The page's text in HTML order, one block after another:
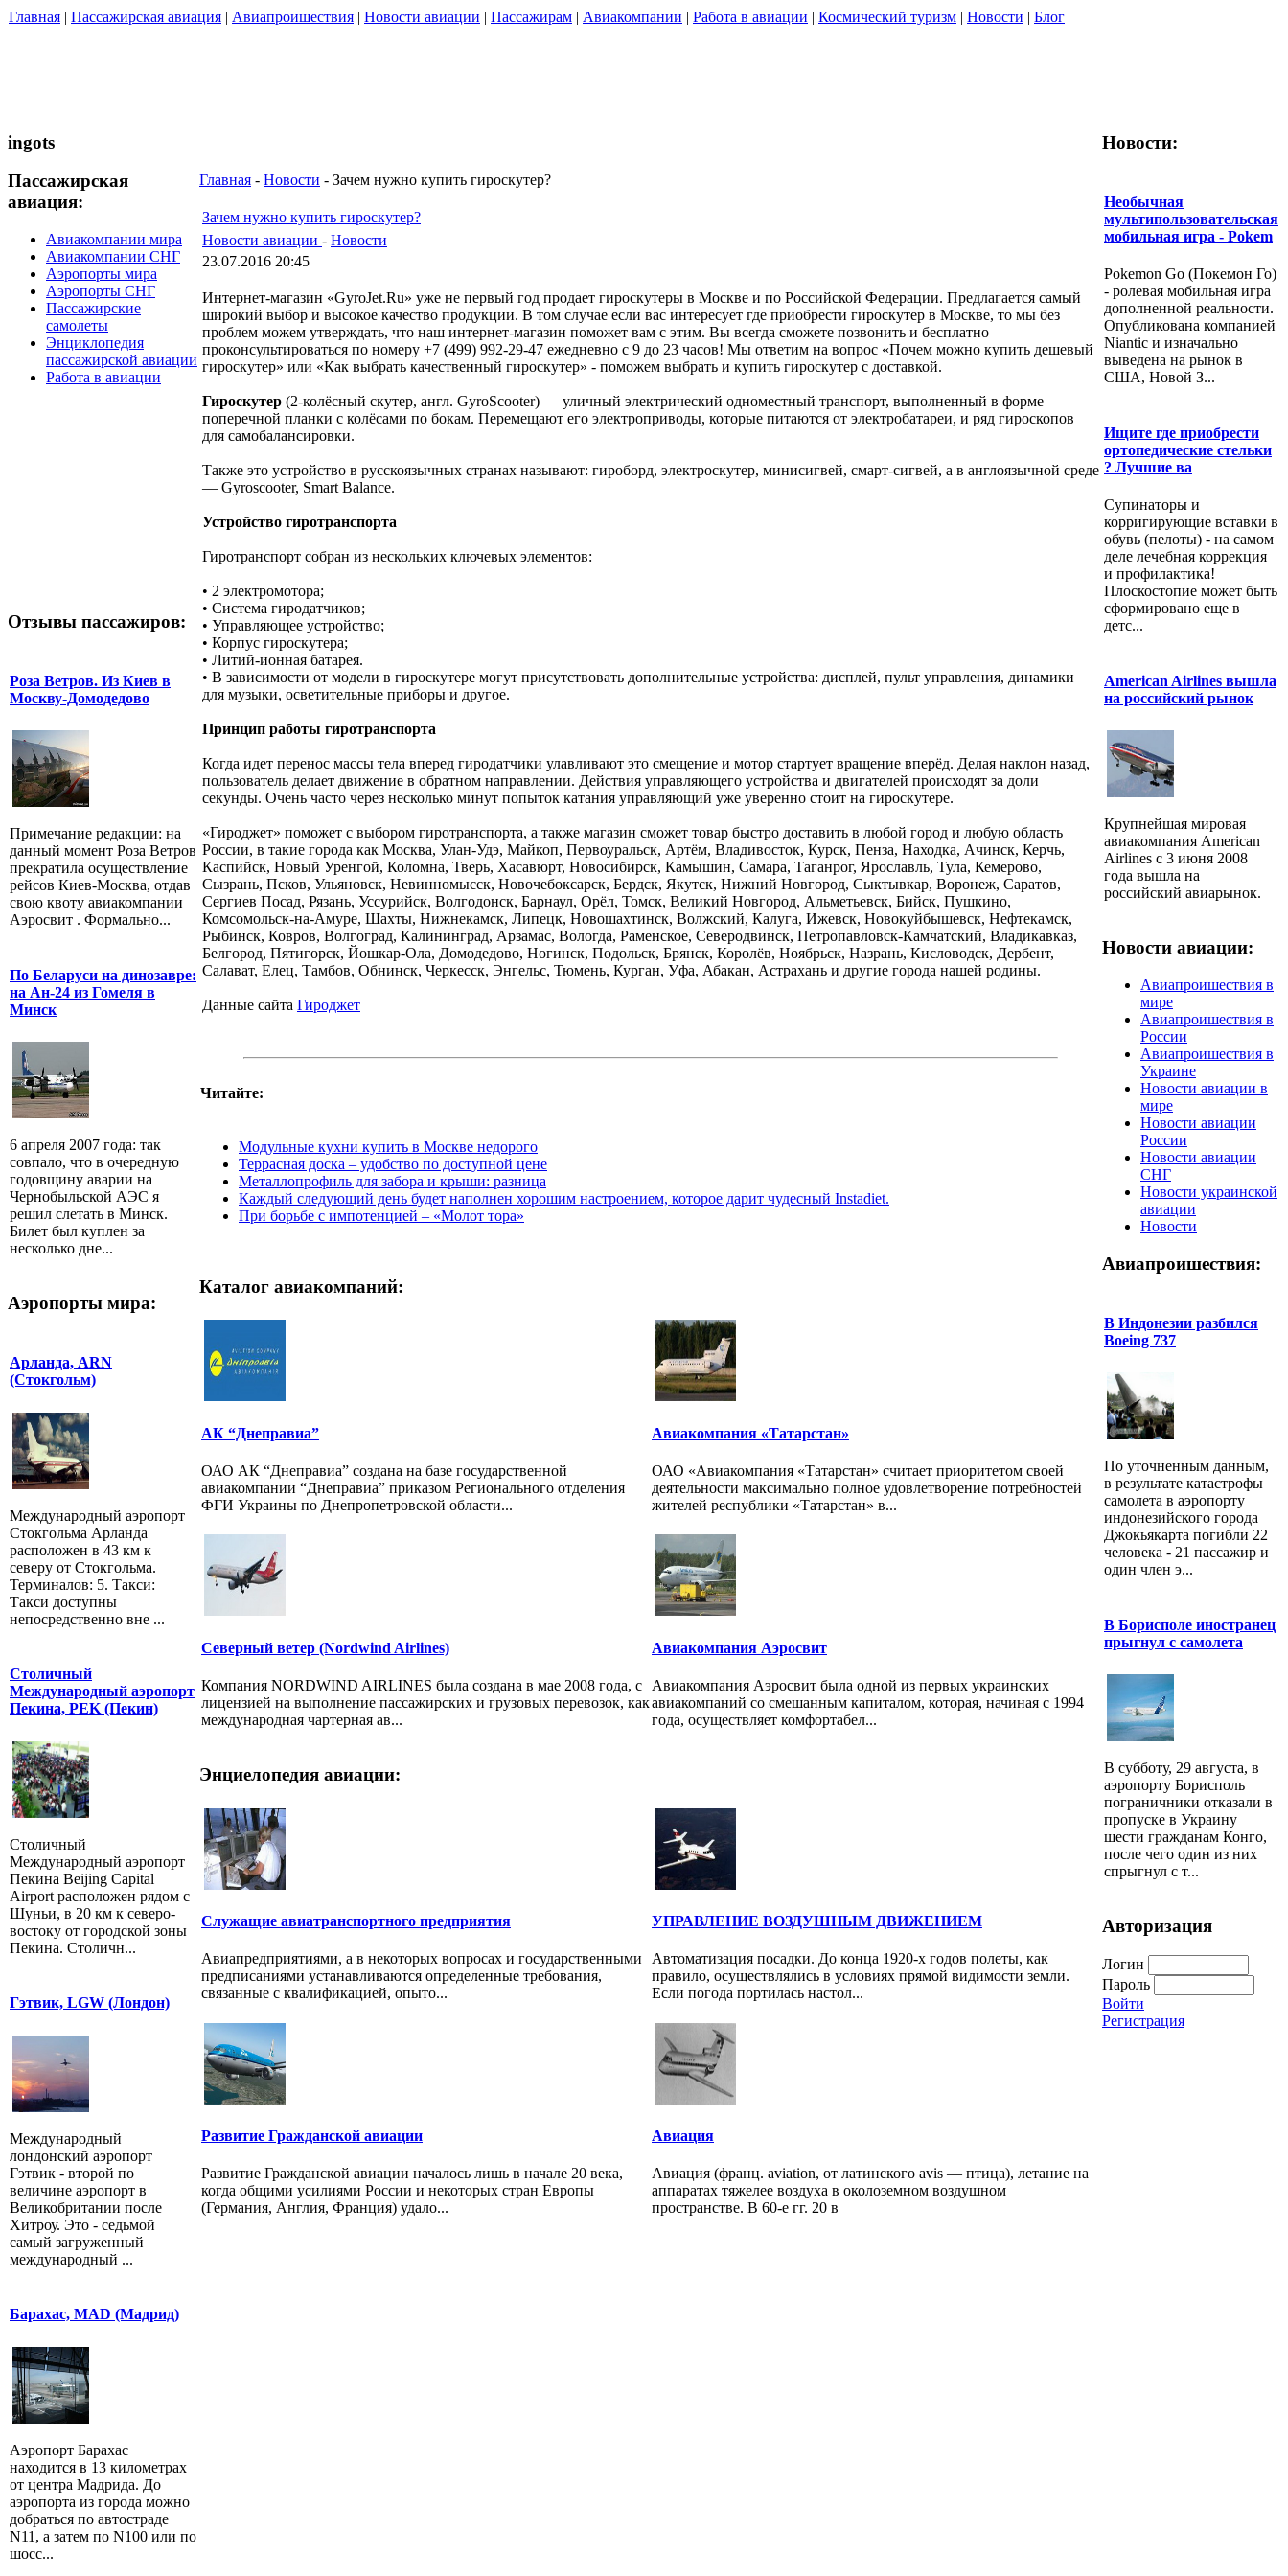
Главная | Пассажирская авиация | Авиапроишествия | Новости авиации | Пассажирам | Авиакомпании | Работа в авиации | Космический туризм | Новости | Блог
ingots
Пассажирская
авиация:
Авиакомпании мира
Авиакомпании СНГ
Аэропорты мира
Аэропорты СНГ
Пассажирские
самолеты
Энциклопедия
пассажирской авиации
Работа в авиации
Отзывы пассажиров:
Роза Ветров. Из Киев в
Москву-Домодедово
Примечание редакции: на
данный момент Роза Ветров
прекратила осуществление
рейсов Киев-Москва, отдав
свою квоту авиакомпании
Аэросвит . Формально...
По Беларуси на динозавре:
на Ан-24 из Гомеля в
Минск
6 апреля 2007 года: так
совпало, что в очередную
годовщину аварии на
Чернобыльской АЭС я
решил слетать в Минск.
Билет был куплен за
несколько дне...
Аэропорты мира:
Арланда, ARN
(Стокгольм)
Международный аэропорт
Стокгольма Арланда
расположен в 43 км к
северу от Стокгольма.
Терминалов: 5. Такси:
Такси доступны
непосредственно вне ...
Столичный
Международный аэропорт
Пекина, PEK (Пекин)
Столичный
Международный аэропорт
Пекина Beijing Capital
Airport расположен рядом с
Шуньи, в 20 км к северо-
востоку от городской зоны
Пекина. Столичн...
Гэтвик, LGW (Лондон)
Международный
лондонский аэропорт
Гэтвик - второй по
величине аэропорт в
Великобритании после
Хитроу. Это - седьмой
самый загруженный
международный ...
Барахас, MAD (Мадрид)
Аэропорт Барахас
находится в 13 километрах
от центра Мадрида. До
аэропорта из города можно
добраться по автостраде
N11, а затем по N100 или по
шосс...
Главная - Новости - Зачем нужно купить гироскутер?
Зачем нужно купить гироскутер?
Новости авиации - Новости
23.07.2016 20:45
Интернет-магазин «GyroJet.Ru» уже не первый год продает гироскутеры в Москве и по Российской Федерации. Предлагается самый
широкий выбор и высокое качество продукции. В том случае если вас интересует где приобрести гироскутер в Москве, то мы без
проблем можем утверждать, что наш интернет-магазин поможет вам с этим. Вы всегда сможете позвонить и бесплатно
проконсультироваться по номеру +7 (499) 992-29-47 ежедневно с 9 до 23 часов! Мы ответим на вопрос «Почем можно купить дешевый
гироскутер» или «Как выбрать качественный гироскутер» - поможем выбрать и купить гироскутер с доставкой.
Гироскутер (2-колёсный скутер, англ. GyroScooter) — уличный электрический одноместный транспорт, выполненный в форме
поперечной планки с колёсами по бокам. Перемещают его электроприводы, которые питаются от электробатареи, и ряд гироскопов
для самобалансировки.
Также это устройство в русскоязычных странах называют: гироборд, электроскутер, минисигвей, смарт-сигвей, а в англоязычной среде
— Gyroscooter, Smart Balance.
Устройство гиротранспорта
Гиротранспорт собран из нескольких ключевых элементов:
• 2 электромотора;
• Система гиродатчиков;
• Управляющее устройство;
• Корпус гироскутера;
• Литий-ионная батарея.
• В зависимости от модели в гироскутере могут присутствовать дополнительные устройства: дисплей, пульт управления, динамики
для музыки, осветительные приборы и другое.
Принцип работы гиротранспорта
Когда идет перенос массы тела вперед гиродатчики улавливают это cмещение и мотор стартует вращение вперёд. Делая наклон назад,
пользователь делает движение в обратном направлении. Действия управляющего устройства и двигателей происходят за доли
секунды. Очень часто через несколько минут попыток катания управляющий уже уверенно стоит на гироскутере.
«Гироджет» поможет с выбором гиротранспорта, а также магазин сможет товар быстро доставить в любой город и любую область
России, в такие города как Москва, Улан-Удэ, Майкоп, Первоуральск, Артём, Владивосток, Курск, Пенза, Находка, Ачинск, Керчь,
Каспийск, Новый Уренгой, Коломна, Тверь, Хасавюрт, Новосибирск, Камышин, Самара, Таганрог, Ярославль, Тула, Кемерово,
Сызрань, Псков, Ульяновск, Невинномысск, Новочебоксарск, Бердск, Якутск, Нижний Новгород, Сыктывкар, Воронеж, Саратов,
Сергиев Посад, Рязань, Уссурийск, Волгодонск, Барнаул, Орёл, Томск, Великий Новгород, Альметьевск, Бийск, Пушкино,
Комсомольск-на-Амуре, Шахты, Нижнекамск, Липецк, Новошахтинск, Волжский, Калуга, Ижевск, Новокуйбышевск, Нефтекамск,
Рыбинск, Ковров, Волгоград, Калининград, Арзамас, Вологда, Раменское, Северодвинск, Петропавловск-Камчатский, Владикавказ,
Белгород, Пятигорск, Йошкар-Ола, Домодедово, Ногинск, Подольск, Брянск, Королёв, Ноябрьск, Назрань, Кисловодск, Дербент,
Салават, Елец, Тамбов, Обнинск, Черкесск, Энгельс, Тюмень, Курган, Уфа, Абакан, Астрахань и другие города нашей родины.
Данные сайта Гироджет
Читайте:
Модульные кухни купить в Москве недорого
Террасная доска – удобство по доступной цене
Металлопрофиль для забора и крыши: разница
Каждый следующий день будет наполнен хорошим настроением, которое дарит чудесный Instadiet.
При борьбе с импотенцией – «Молот тора»
Каталог авиакомпаний:
АК “Днеправиа”
ОАО АК “Днеправиа” создана на базе государственной
авиакомпании “Днеправиа” приказом Регионального отделения
ФГИ Украины по Днепропетровской области...
Авиакомпания «Татарстан»
ОАО «Авиакомпания «Татарстан» считает приоритетом своей
деятельности максимально полное удовлетворение потребностей
жителей республики «Татарстан» в...
Северный ветер (Nordwind Airlines)
Компания NORDWIND AIRLINES была создана в мае 2008 года, с
лицензией на выполнение пассажирских и грузовых перевозок, как
международная чартерная ав...
Авиакомпания Аэросвит
Авиакомпания Аэросвит была одной из первых украинских
авиакомпаний со смешанным капиталом, которая, начиная с 1994
года, осуществляет комфортабел...
Энциелопедия авиации:
Служащие авиатранспортного предприятия
Авиапредприятиями, а в некоторых вопросах и государственными
предписаниями устанавливаются определенные требования,
связанные с квалификацией, опыто...
УПРАВЛЕНИЕ ВОЗДУШНЫМ ДВИЖЕНИЕМ
Автоматизация посадки. До конца 1920-х годов полеты, как
правило, осуществлялись в условиях прямой видимости земли.
Если погода портилась настол...
Развитие Гражданской авиации
Развитие Гражданской авиации началось лишь в начале 20 века,
когда общими усилиями России и некоторых стран Европы
(Германия, Англия, Франция) удало...
Авиация
Авиация (франц. aviation, от латинского avis — птица), летание на
аппаратах тяжелее воздуха в околоземном воздушном
пространстве. В 60-е гг. 20 в
Новости:
Необычная
мультипользовательская
мобильная игра - Pokem
Pokemon Go (Покемон Го)
- ролевая мобильная игра
дополненной реальности.
Опубликована компанией
Niantic и изначально
выведена на рынок в
США, Новой З...
Ищите где приобрести
ортопедические стельки
? Лучшие ва
Супинаторы и
корригирующие вставки в
обувь (пелоты) - на самом
деле лечебная коррекция
и профилактика!
Плоскостопие может быть
сформировано еще в
детс...
American Airlines вышла
на российский рынок
Крупнейшая мировая
авиакомпания American
Airlines с 3 июня 2008
года вышла на
российский авиарынок.
Новости авиации:
Авиапроишествия в
мире
Авиапроишествия в
России
Авиапроишествия в
Украине
Новости авиации в
мире
Новости авиации
России
Новости авиации
СНГ
Новости украинской
авиации
Новости
Авиапроишествия:
В Индонезии разбился
Boeing 737
По уточненным данным,
в результате катастрофы
самолета в аэропорту
индонезийского города
Джокьякарта погибли 22
человека - 21 пассажир и
один член э...
В Борисполе иностранец
прыгнул с самолета
В субботу, 29 августа, в
аэропорту Борисполь
пограничники отказали в
пропуске в Украину
шести гражданам Конго,
после чего один из них
спрыгнул с т...
Авторизация
Логин
Пароль
Войти
Регистрация